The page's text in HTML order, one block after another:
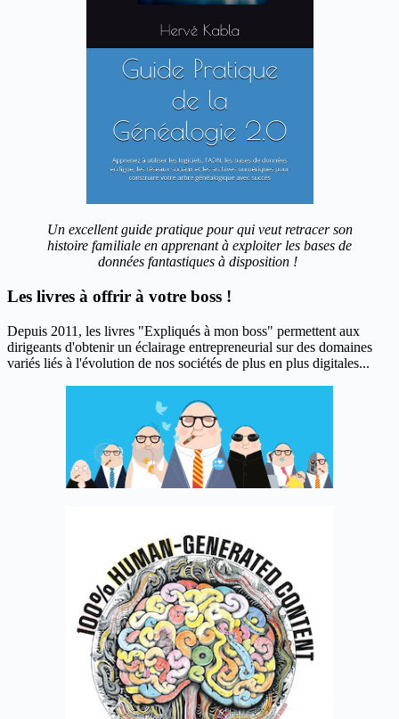
Un excellent guide pratique pour qui veut retracer son
histoire familiale en apprenant à exploiter les bases de
données fantastiques à disposition !
Les livres à offrir à votre boss !
Depuis 2011, les livres "Expliqués à mon boss" permettent aux
dirigeants d'obtenir un éclairage entrepreneurial sur des domaines
variés liés à l'évolution de nos sociétés de plus en plus digitales...